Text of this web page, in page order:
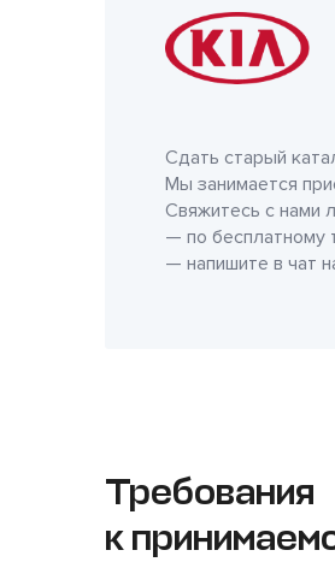
Сдать старый
Мы занимается
Свяжитесь с нами
— по бесплатному
— напишите в чат
Требования
к